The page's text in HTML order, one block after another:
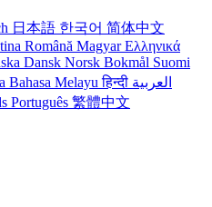
日本語 한국어 简体中文
Română MagyarΕλληνικά
Dansk Norsk Bokmål Suomi
Bahasa Melayuहिन्दी العربية
Português 繁體中文